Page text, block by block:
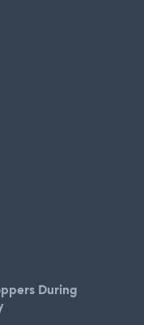
During